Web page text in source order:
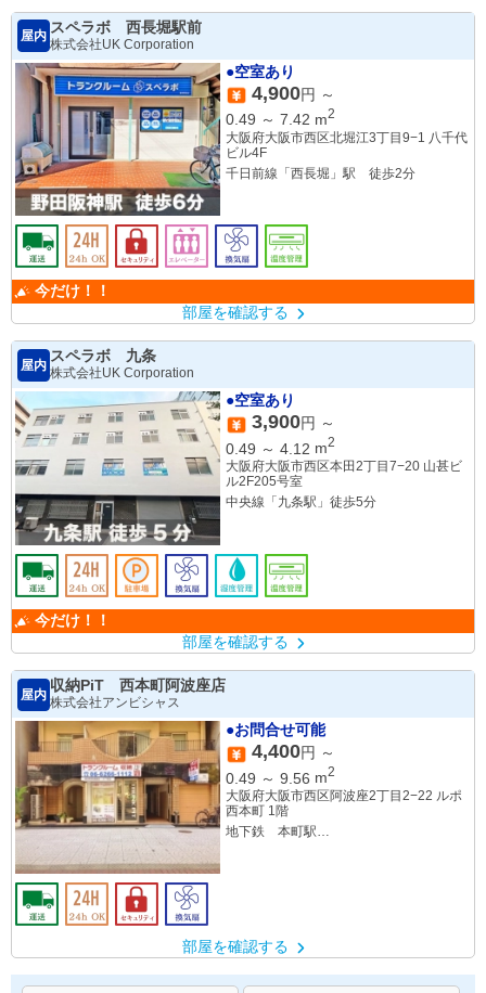
屋内
スペラボ 西長堀駅前
株式会社UK Corporation
●空室あり
4,900円 ～
0.49 ～ 7.42 m2
大阪府大阪市西区北堀江3丁目9−1 八千代
ビル4F
千日前線「西長堀」駅 徒歩2分
今だけ！！
部屋を確認する
屋内
スペラボ 九条
株式会社UK Corporation
●空室あり
3,900円 ～
0.49 ～ 4.12 m2
大阪府大阪市西区本田2丁目7−20 山甚ビ
ル2F205号室
中央線「九条駅」徒歩5分
今だけ！！
部屋を確認する
屋内
収納PiT 西本町阿波座店
株式会社アンビシャス
●お問合せ可能
4,400円 ～
0.49 ～ 9.56 m2
大阪府大阪市西区阿波座2丁目2−22 ルポ
西本町 1階
地下鉄 本町駅
部屋を確認する